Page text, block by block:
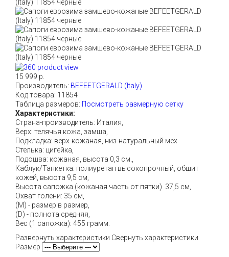
15 999 р.
Производитель: BEFEETGERALD (Italy)
Код товара: 11854
Таблица размеров: Посмотреть размерную сетку
Характеристики:
Страна-производитель: Италия,
Верх: телячья кожа, замша,
Подкладка: верх-кожаная, низ-натуральный мех
Стелька: цигейка,
Подошва: кожаная, высота 0,3 см.,
Каблук/Танкетка: полиуретан высокопрочный, обшит
кожей, высота 9,5 см,
Высота сапожка (кожаная часть от пятки) 37,5 см,
Охват голени: 35 см,
(М) - размер в размер,
(D) - полнота средняя,
Вес (1 сапожка): 455 грамм.
Развернуть характеристики Свернуть характеристики
Размер